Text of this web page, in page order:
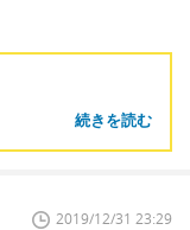
続きを読む
2019/12/31 23:29